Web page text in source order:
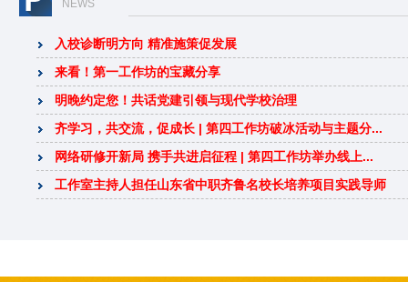
NEWS
入校诊断明方向 精准施策促发展
来看！第一工作坊的宝藏分享
明晚约定您！共话党建引领与现代学校治理
齐学习，共交流，促成长 | 第四工作坊破冰活动与主题分...
网络研修开新局 携手共进启征程 | 第四工作坊举办线上...
工作室主持人担任山东省中职齐鲁名校长培养项目实践导师